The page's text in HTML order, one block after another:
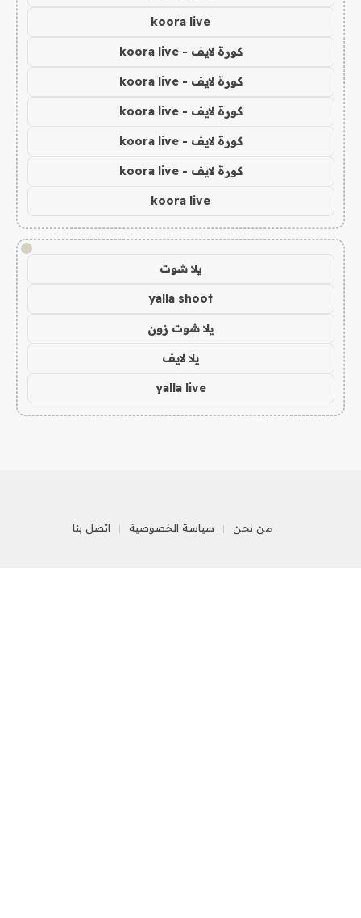
koora live
كورة لايف - koora live
كورة لايف - koora live
كورة لايف - koora live
كورة لايف - koora live
كورة لايف - koora live
koora live
!
يلا شوت
yalla shoot
يلا شوت زون
يلا لايف
yalla live
من نحن سياسة الخصوصية اتصل بنا